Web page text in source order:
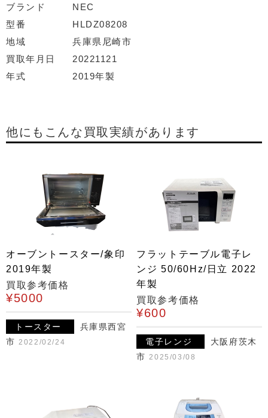
ブランド
NEC
型番
HLDZ08208
地域
兵庫県尼崎市
買取年月日
20221121
年式
2019年製
他にもこんな買取実績があります
オーブントースター/象印
2019年製
買取参考価格
¥5000
トースター
兵庫県西宮
市 2022/02/24
フラットテーブル電子レ
ンジ 50/60Hz/日立 2022
年製
買取参考価格
¥600
電子レンジ
大阪府茨木
市 2025/03/08